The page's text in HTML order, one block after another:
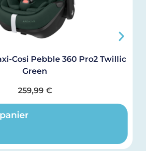
Cosi Pebble 360 Pro2 Twillic
Green
259,99 €